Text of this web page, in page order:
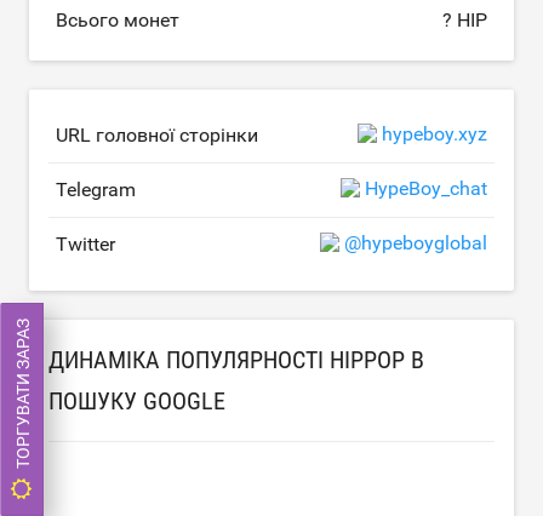
Всього монет ? HIP
URL головної сторінки hypeboy.xyz
Telegram HypeBoy_chat
Twitter @hypeboyglobal
ДИНАМІКА ПОПУЛЯРНОСТІ HIPPOP В
ПОШУКУ GOOGLE
ТОРГУВАТИ ЗАРАЗ